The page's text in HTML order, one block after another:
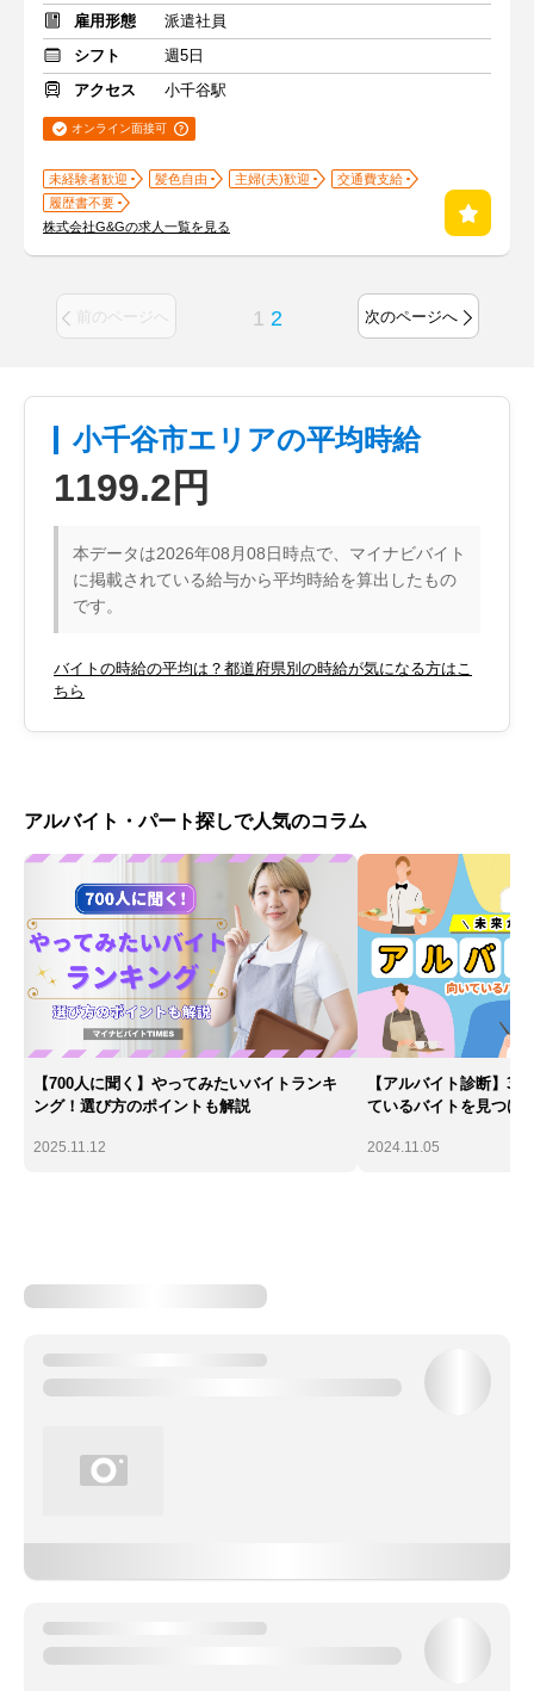
雇用形態
派遣社員
シフト
週5日
アクセス
小千谷駅
オンライン面接可
未経験者歓迎 髪色自由 主婦(夫)歓迎
交通費支給
履歴書不要
株式会社G&Gの求人一覧を見る
前のページへ 1 2 次のページへ
小千谷市エリアの平均時給
1199.2円
本データは2026年08月08日時点で、マイナビバイト
に掲載されている給与から平均時給を算出したもの
です。
バイトの時給の平均は？都道府県別の時給が気になる方はこ
ちら
アルバイト・パート探しで人気のコラム
【700人に聞く】やってみたいバイトランキ
ング！選び方のポイントも解説
2025.11.12
【アルバイト診断】
ているバイトを見つけ
2024.11.05